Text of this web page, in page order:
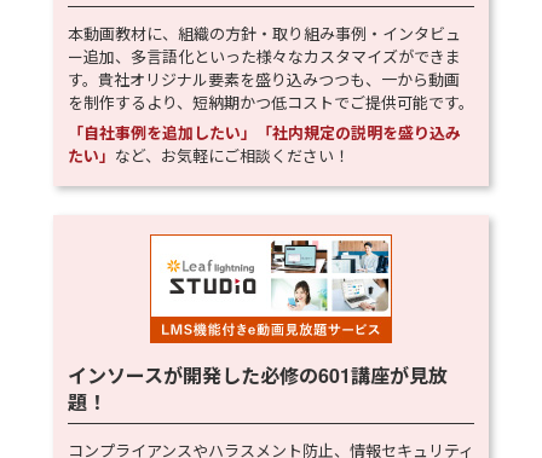
本動画教材に、組織の方針・取り組み事例・インタビュ
ー追加、多言語化といった様々なカスタマイズができま
す。貴社オリジナル要素を盛り込みつつも、一から動画
を制作するより、短納期かつ低コストでご提供可能です。
「自社事例を追加したい」「社内規定の説明を盛り込み
たい」 など、お気軽にご相談ください！
インソースが開発した必修の601講座が見放
題！
コンプライアンスやハラスメント防止、情報セキュリティ